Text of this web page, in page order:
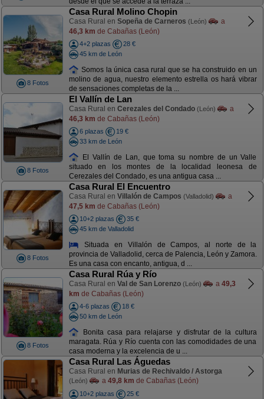
8 Fotos
Casa Rural Molino Chopin
Casa Rural en Sopeña de Carneros (León)
a
46,3 km de Cabañas (León)
4+2 plazas
28 €
45 km de León
Somos la única casa rural que se ha construido en un
molino de agua, nuestro elemento estrella os hará vibrar
de sensaciones completas de la ...
8 Fotos
El Vallín de Lan
Casa Rural en Cerezales del Condado (León)
a
46,3 km de Cabañas (León)
6 plazas
19 €
33 km de León
El Vallín de Lan, que toma su nombre de un Valle
situado en los montes de la localidad leonesa de
Cerezales del Condado, es una antigua casa ...
8 Fotos
Casa Rural El Encuentro
Casa Rural en Villalón de Campos (Valladolid)
a
47,5 km de Cabañas (León)
10+2 plazas
35 €
45 km de Valladolid
Situada en Villalón de Campos, al norte de la
provincia de Valladolid, cerca de Palencia, León y Zamora.
Es una casa con encanto, antigua, d ...
8 Fotos
Casa Rural Rúa y Río
Casa Rural en Val de San Lorenzo (León) a 49,3
km de Cabañas (León)
4-6 plazas
18 €
50 km de León
Bonita casa para relajarse y disfrutar de la cultura
maragata. Rúa y Río cuenta con las comodidades de una
casa moderna y la excelencia de u ...
Casa Rural Las Águedas
Casa Rural en Murias de Rechivaldo / Astorga
(León) a 49,8 km de Cabañas (León)
10+2 plazas
25 €